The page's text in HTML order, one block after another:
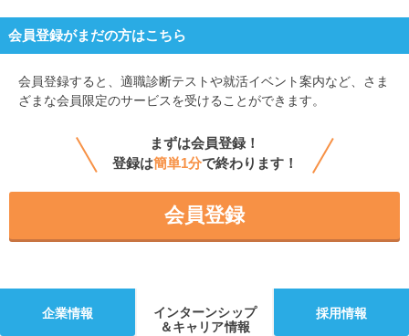
会員登録がまだの方はこちら
会員登録すると、 適職診断テストや就活イベント案内など、さま
ざまな会員限定のサービスを受けることができます。
まずは会員登録！
登録は簡単1分で終わります！
会員登録
企業情報
インターンシップ
＆キャリア情報
採用情報